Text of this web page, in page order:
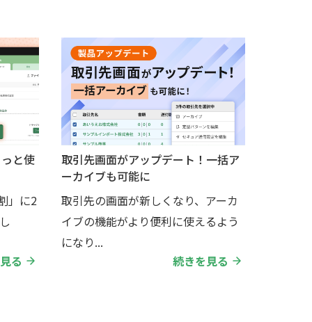
と使
」に2
る
取引先画面がアップデート！一括ア
ーカイブも可能に
取引先の画面が新しくなり、アーカ
イブの機能がより便利に使えるよう
になり...
続きを見る